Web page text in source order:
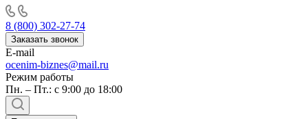
8 (800) 302-27-74
Заказать звонок
E-mail
ocenim-biznes@mail.ru
Режим работы
Пн. – Пт.: с 9:00 до 18:00